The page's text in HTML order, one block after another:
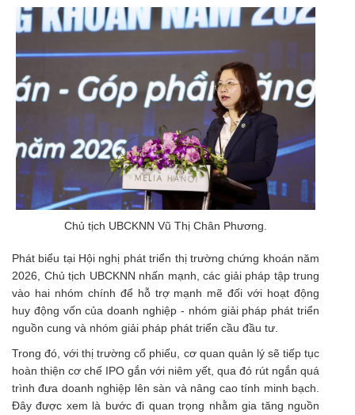
Chủ tịch UBCKNN Vũ Thị Chân Phương.
Phát biểu tại Hội nghị phát triển thị trường chứng khoán năm
2026, Chủ tịch UBCKNN nhấn mạnh, các giải pháp tập trung
vào hai nhóm chính để hỗ trợ mạnh mẽ đối với hoạt động
huy động vốn của doanh nghiệp - nhóm giải pháp phát triển
nguồn cung và nhóm giải pháp phát triển cầu đầu tư.
Trong đó, với thị trường cổ phiếu, cơ quan quản lý sẽ tiếp tục
hoàn thiện cơ chế IPO gắn với niêm yết, qua đó rút ngắn quá
trình đưa doanh nghiệp lên sàn và nâng cao tính minh bạch.
Đây được xem là bước đi quan trọng nhằm gia tăng nguồn